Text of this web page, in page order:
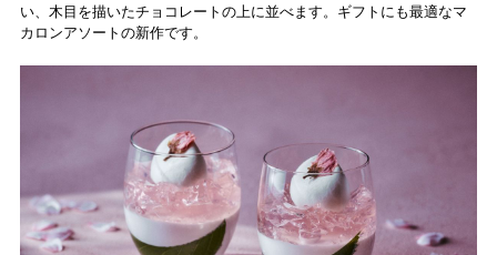
い、木目を描いたチョコレートの上に並べます。ギフトにも最適なマ
カロンアソートの新作です。